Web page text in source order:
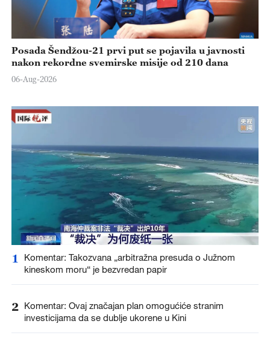
Posada Šendžou-21 prvi put se pojavila u javnosti
nakon rekordne svemirske misije od 210 dana
06-Aug-2026
1
Komentar: Takozvana „arbitražna presuda o Južnom
kineskom moru“ je bezvredan papir
2 Komentar: Ovaj značajan plan omogućiće stranim
investicijama da se dublje ukorene u Kini